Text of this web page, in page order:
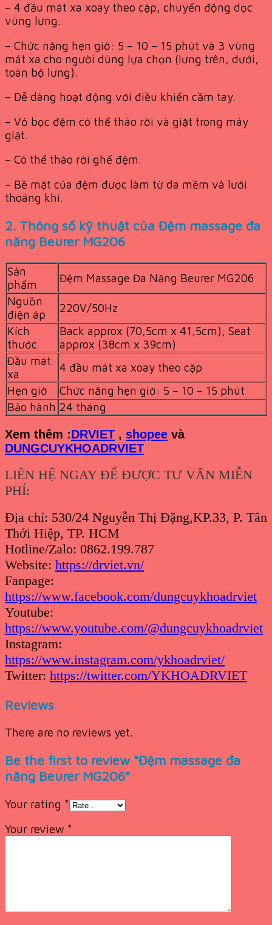
– 4 đầu mát xa xoay theo cặp, chuyển động dọc
vùng lưng.
– Chức năng hẹn giờ: 5 – 10 – 15 phút và 3 vùng
mát xa cho người dùng lựa chọn (lưng trên, dưới,
toàn bộ lưng).
– Dễ dàng hoạt động với điều khiển cầm tay.
– Vỏ bọc đệm có thể tháo rời và giặt trong máy
giặt.
– Có thể tháo rời ghế đệm.
– Bề mặt của đệm được làm từ da mềm và lưới
thoáng khí.
2. Thông số kỹ thuật của Đệm massage đa
năng Beurer MG206
Sản
phẩm
Đệm Massage Đa Năng Beurer MG206
Nguồn
điện áp
220V/50Hz
Kích
thước
Back approx (70,5cm x 41,5cm), Seat
approx (38cm x 39cm)
Đầu mát
xa
4 đầu mát xa xoay theo cặp
Hẹn giờ
Chức năng hẹn giờ: 5 – 10 – 15 phút
Bảo hành 24 tháng
Xem thêm :DRVIET , shopee và
DUNGCUYKHOADRVIET
LIÊN HỆ NGAY ĐỂ ĐƯỢC TƯ VẤN MIỄN
PHÍ:
Địa chỉ: 530/24 Nguyễn Thị Đặng,KP.33, P. Tân
Thới Hiệp, TP. HCM
Hotline/Zalo: 0862.199.787
Website: https://drviet.vn/
Fanpage:
https://www.facebook.com/dungcuykhoadrviet
Youtube:
https://www.youtube.com/@dungcuykhoadrviet
Instagram:
https://www.instagram.com/ykhoadrviet/
Twitter: https://twitter.com/YKHOADRVIET
Reviews
There are no reviews yet.
Be the first to review “Đệm massage đa
năng Beurer MG206”
Your rating *
Your review *